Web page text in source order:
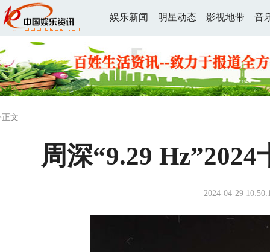
娱乐新闻 明星动态 影视地带 音
文
周深“9.29
2024-04-29